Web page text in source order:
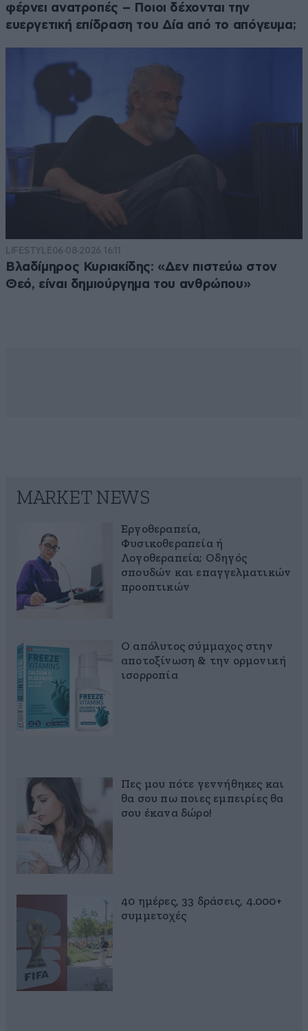
φέρνει ανατροπές – Ποιοι δέχονται την
ευεργετική επίδραση του Δία από το απόγευμα;
LIFESTYLE06·08·2026 16:11
Βλαδίμηρος Κυριακίδης: «Δεν πιστεύω στον
Θεό, είναι δημιούργημα του ανθρώπου»
MARKET NEWS
Εργοθεραπεία,
Φυσικοθεραπεία ή
Λογοθεραπεία; Οδηγός
σπουδών και επαγγελματικών
προοπτικών
Ο απόλυτος σύμμαχος στην
αποτοξίνωση & την ορμονική
ισορροπία
Πες μου πότε γεννήθηκες και
θα σου πω ποιες εμπειρίες θα
σου έκανα δώρο!
40 ημέρες, 33 δράσεις, 4.000+
συμμετοχές